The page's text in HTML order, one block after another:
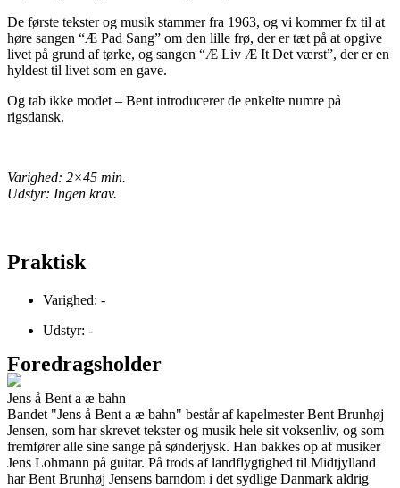
De første tekster og musik stammer fra 1963, og vi kommer fx til at
høre sangen “Æ Pad Sang” om den lille frø, der er tæt på at opgive
livet på grund af tørke, og sangen “Æ Liv Æ It Det værst”, der er en
hyldest til livet som en gave.
Og tab ikke modet – Bent introducerer de enkelte numre på
rigsdansk.
Varighed: 2×45 min.
Udstyr: Ingen krav.
Praktisk
Varighed: -
Udstyr: -
Foredragsholder
Jens å Bent a æ bahn
Bandet "Jens å Bent a æ bahn" består af kapelmester Bent Brunhøj
Jensen, som har skrevet tekster og musik hele sit voksenliv, og som
fremfører alle sine sange på sønderjysk. Han bakkes op af musiker
Jens Lohmann på guitar. På trods af landflygtighed til Midtjylland
har Bent Brunhøj Jensens barndom i det sydlige Danmark aldrig